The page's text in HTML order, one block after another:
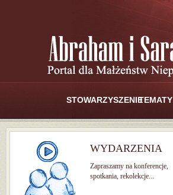
STOWARZYSZENIETEMATY
WYDARZENIA
Zapraszamy na konferencje,
spotkania, rekolekcje...